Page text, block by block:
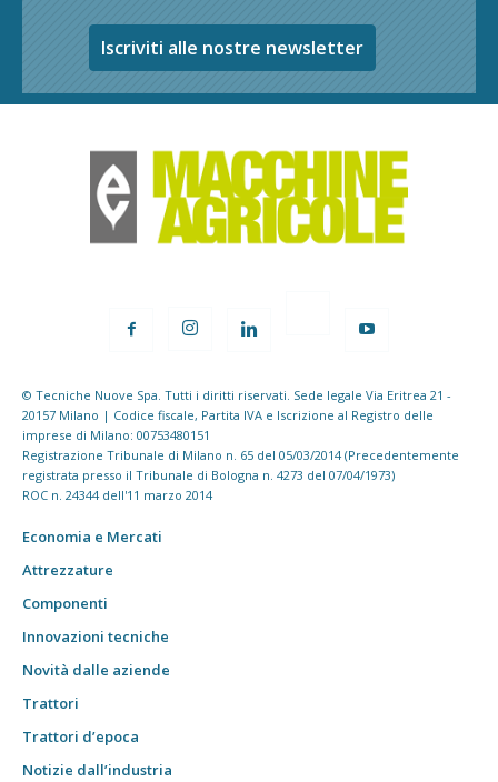
Iscriviti alle nostre newsletter
© Tecniche Nuove Spa. Tutti i diritti riservati. Sede legale Via Eritrea 21 -
20157 Milano | Codice fiscale, Partita IVA e Iscrizione al Registro delle
imprese di Milano: 00753480151
Registrazione Tribunale di Milano n. 65 del 05/03/2014 (Precedentemente
registrata presso il Tribunale di Bologna n. 4273 del 07/04/1973)
ROC n. 24344 dell'11 marzo 2014
Economia e Mercati
Attrezzature
Componenti
Innovazioni tecniche
Novità dalle aziende
Trattori
Trattori d’epoca
Notizie dall’industria